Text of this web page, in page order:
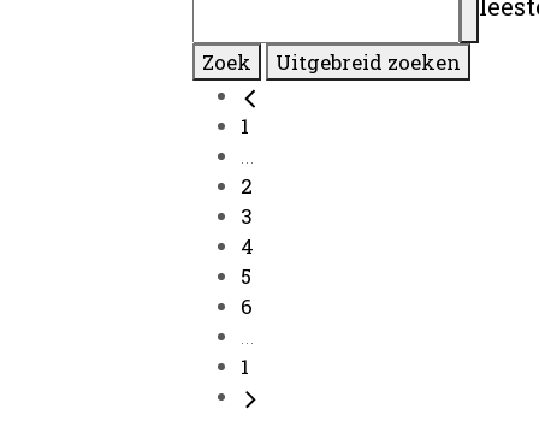
Zoek Uitgebreid zoeken
1
...
2
3
4
5
6
...
1